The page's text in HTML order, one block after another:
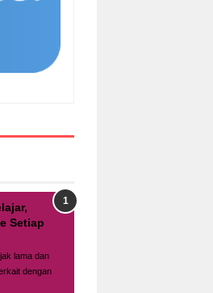
Setiap
lama dan
dengan